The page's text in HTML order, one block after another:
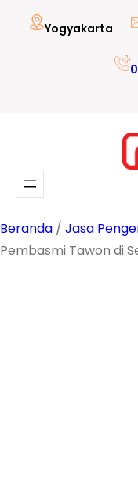
Lewati
Yogyakarta
Beranda / Jasa
Pembasmi Tawon di